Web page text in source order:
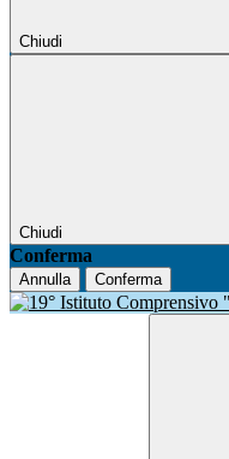
Chiudi
Chiudi
Conferma
Annulla Conferma